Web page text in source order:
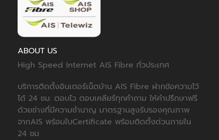
ABOUT US
High Speed Internet AIS Fibre ทั่วประเทศ
บริการติดตั้งอินเตอร์เน็ตบ้าน AIS Fibre ฝากข้อความไว้
ได้ 24 ชม. ตอบไว ตอบเคลียร์ทุกคำถาม ให้คำปรึกษาฟรี
ด้วยช่างที่มีความชำนาญ มาตรฐานสูงรับรองคุณภาพ
จากAIS พร้อมใบCertificate พร้อมติดตั้งด่วนภายใน
24 ชม.